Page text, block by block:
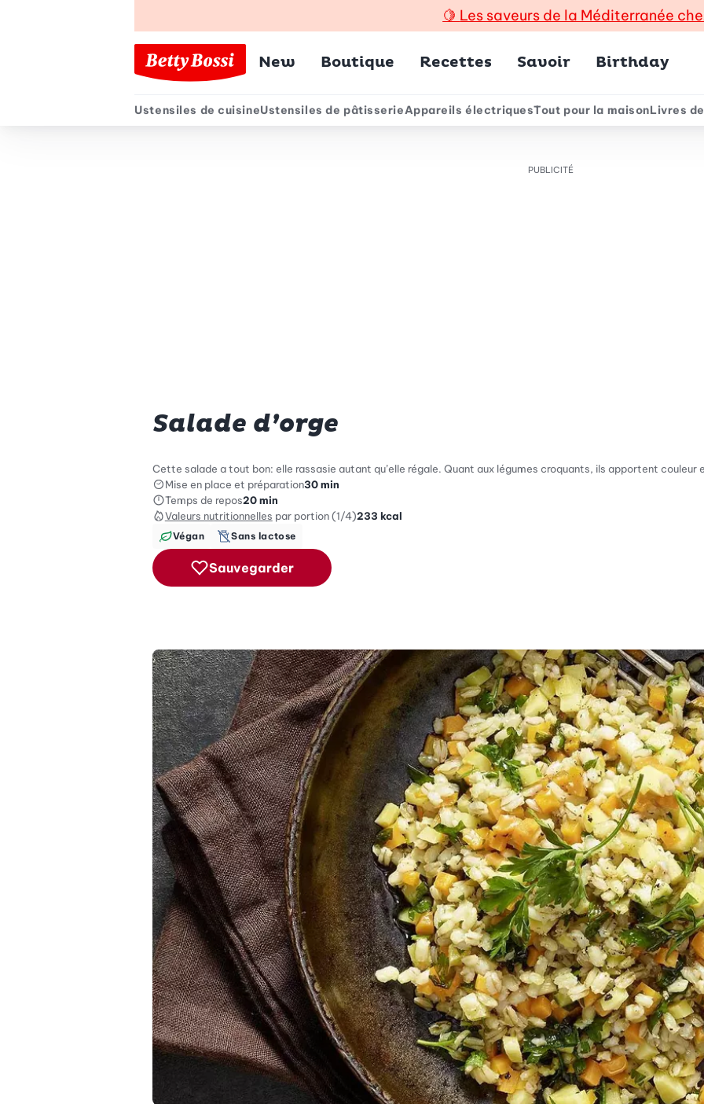
🍋 Les saveurs de la Méditerranée
Menu principal
New Boutique Recettes Savoir Birthday
Menu secondaire
Ustensiles de cuisineUstensiles de pâtisserieAppareils électriquesTout pour la maisonLivres
PUBLICITÉ
Salade d’orge
Cette salade a tout bon: elle rassasie autant qu’elle régale. Quant aux légumes croquants, ils apportent couleur
Mise en place et préparation30 min
Temps de repos20 min
Valeurs nutritionnelles par portion (1/4)233 kcal
Végan Sans lactose
Sauvegarder